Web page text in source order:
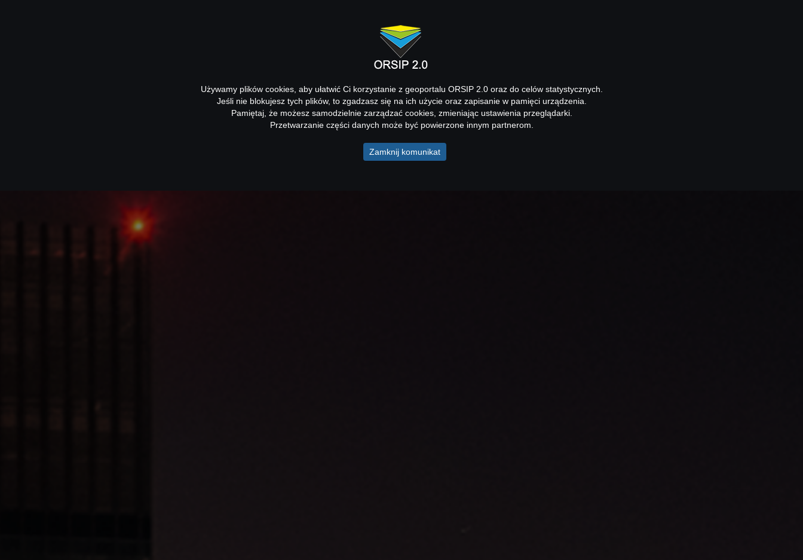
Używamy plików cookies, aby ułatwić Ci korzystanie z geoportalu ORSIP 2.0 oraz do celów statystycznych.
Jeśli nie blokujesz tych plików, to zgadzasz się na ich użycie oraz zapisanie w pamięci urządzenia.
Pamiętaj, że możesz samodzielnie zarządzać cookies, zmieniając ustawienia przeglądarki.
Przetwarzanie części danych może być powierzone innym partnerom.
Zamknij komunikat